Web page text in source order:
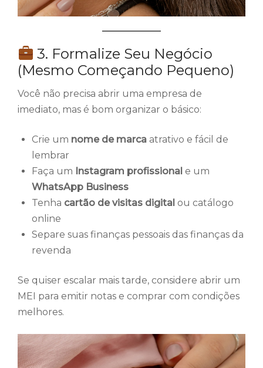
3. Formalize Seu Negócio
(Mesmo Começando Pequeno)
Você não precisa abrir uma empresa de
imediato, mas é bom organizar o básico:
Crie um nome de marca atrativo e fácil de
lembrar
Faça um Instagram profissional e um
WhatsApp Business
Tenha cartão de visitas digital ou catálogo
online
Separe suas finanças pessoais das finanças da
revenda
Se quiser escalar mais tarde, considere abrir um
MEI para emitir notas e comprar com condições
melhores.